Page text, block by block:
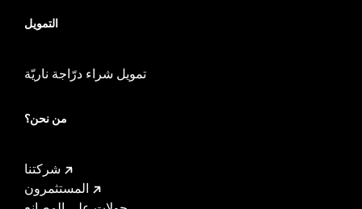
التمويل
تمويل شراء درّاجة ناريّة
من نحن؟
شركتنا
المستثمرون